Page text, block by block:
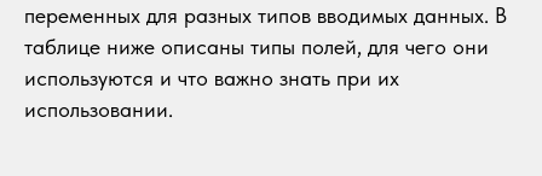
переменных для разных типов вводимых данных. В
таблице ниже описаны типы полей, для чего они
используются и что важно знать при их
использовании.